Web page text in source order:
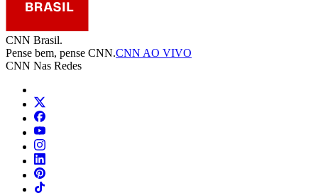
CNN Brasil.
Pense bem, pense CNN.CNN AO VIVO
CNN Nas Redes